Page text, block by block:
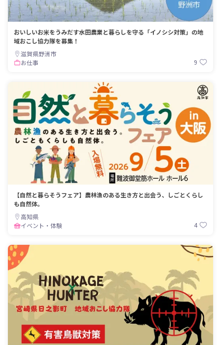
おいしいお米をうみだす水田農業と暮らしを守る「イノシシ対策」の地
域おこし協力隊を募集！
滋賀県野洲市
お仕事
9
【自然と暮らそうフェア】農林漁のある生き方と出会う、しごとくらし
も自然体。
高知県
イベント・体験
4